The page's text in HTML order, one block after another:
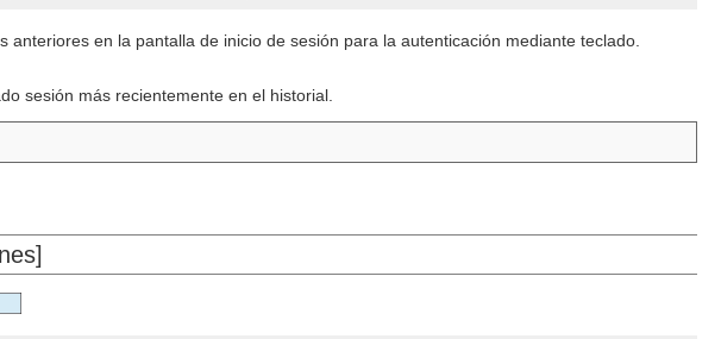
en la pantalla de inicio de sesión para la autenticación mediante teclado.
sesión más recientemente en el historial.